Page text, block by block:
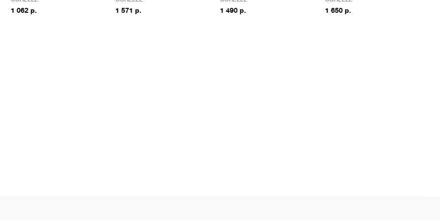
1 062 р. 1 571 р. 1 490 р. 1 650 р.